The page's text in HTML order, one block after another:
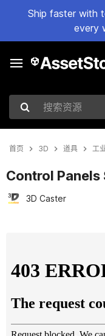
Ship faster with
every
搜索资源
首页 3D 道具 工
Control Panels
3D Caster